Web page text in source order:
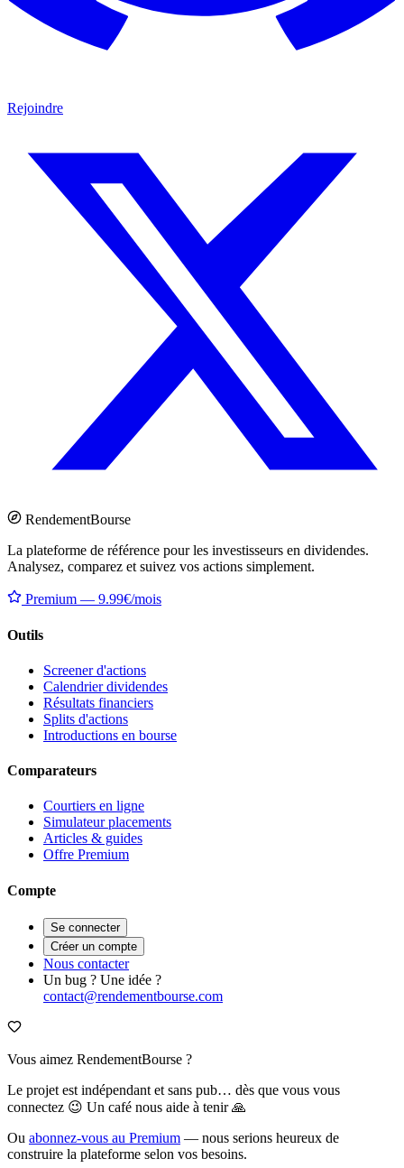
Rejoindre
RendementBourse
La plateforme de référence pour les investisseurs en dividendes.
Analysez, comparez et suivez vos actions simplement.
Premium — 9.99€/mois
Outils
Screener d'actions
Calendrier dividendes
Résultats financiers
Splits d'actions
Introductions en bourse
Comparateurs
Courtiers en ligne
Simulateur placements
Articles & guides
Offre Premium
Compte
Se connecter
Créer un compte
Nous contacter
Un bug ? Une idée ?
contact@rendementbourse.com
Vous aimez RendementBourse ?
Le projet est indépendant et sans pub… dès que vous vous
connectez 😉 Un café nous aide à tenir 🙏
Ou abonnez-vous au Premium — nous serions heureux de
construire la plateforme selon vos besoins.